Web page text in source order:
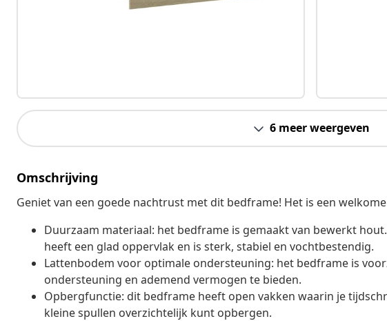
6 meer weergeven
Omschrijving
Geniet van een goede nachtrust met dit bedframe! Het is een
Duurzaam materiaal: het bedframe is gemaakt van bewerkt
heeft een glad oppervlak en is sterk, stabiel en vochtbestendig.
Lattenbodem voor optimale ondersteuning: het bedframe is
ondersteuning en ademend vermogen te bieden.
Opbergfunctie: dit bedframe heeft open vakken waarin je
kleine spullen overzichtelijk kunt opbergen.